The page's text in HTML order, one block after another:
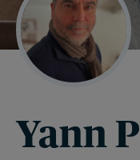
Yann